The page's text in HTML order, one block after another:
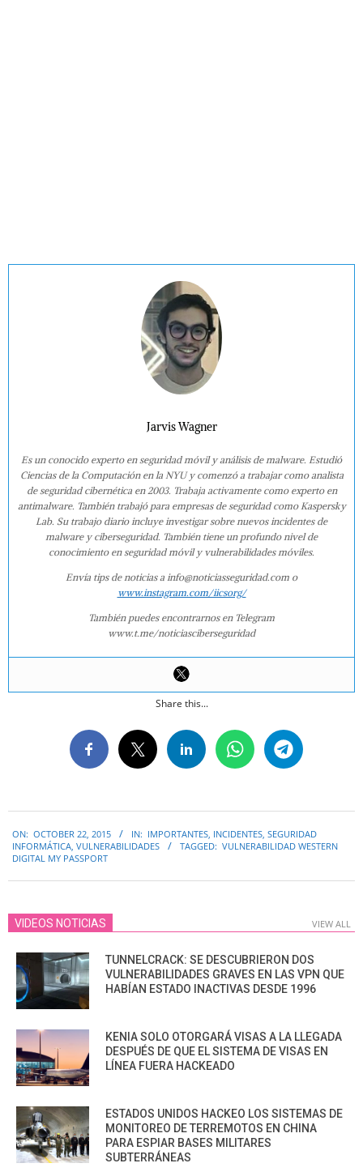
Jarvis Wagner
Es un conocido experto en seguridad móvil y análisis de malware. Estudió
Ciencias de la Computación en la NYU y comenzó a trabajar como analista
de seguridad cibernética en 2003. Trabaja activamente como experto en
antimalware. También trabajó para empresas de seguridad como Kaspersky
Lab. Su trabajo diario incluye investigar sobre nuevos incidentes de
malware y ciberseguridad. También tiene un profundo nivel de
conocimiento en seguridad móvil y vulnerabilidades móviles.
Envía tips de noticias a info@noticiasseguridad.com o
www.instagram.com/iicsorg/
También puedes encontrarnos en Telegram
www.t.me/noticiasciberseguridad
Share this...
10-
22
ON: OCTOBER 22, 2015 IN: IMPORTANTES, INCIDENTES, SEGURIDAD
INFORMÁTICA, VULNERABILIDADES TAGGED: VULNERABILIDAD WESTERN
DIGITAL MY PASSPORT
VIDEOS NOTICIAS VIEW ALL
TUNNELCRACK: SE DESCUBRIERON DOS
VULNERABILIDADES GRAVES EN LAS VPN QUE
HABÍAN ESTADO INACTIVAS DESDE 1996
KENIA SOLO OTORGARÁ VISAS A LA LLEGADA
DESPUÉS DE QUE EL SISTEMA DE VISAS EN
LÍNEA FUERA HACKEADO
ESTADOS UNIDOS HACKEO LOS SISTEMAS DE
MONITOREO DE TERREMOTOS EN CHINA
PARA ESPIAR BASES MILITARES
SUBTERRÁNEAS